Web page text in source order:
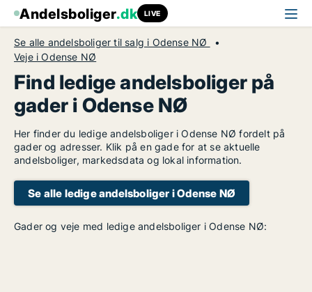
Andelsboliger.dk LIVE
Se alle andelsboliger til salg i Odense NØ
Veje i Odense NØ
Find ledige andelsboliger på
gader i Odense NØ
Her finder du ledige andelsboliger i Odense NØ fordelt på
gader og adresser. Klik på en gade for at se aktuelle
andelsboliger, markedsdata og lokal information.
Se alle ledige andelsboliger i Odense NØ
Gader og veje med ledige andelsboliger i Odense NØ: